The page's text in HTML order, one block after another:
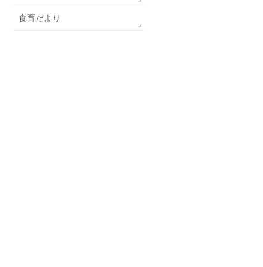
食育だより